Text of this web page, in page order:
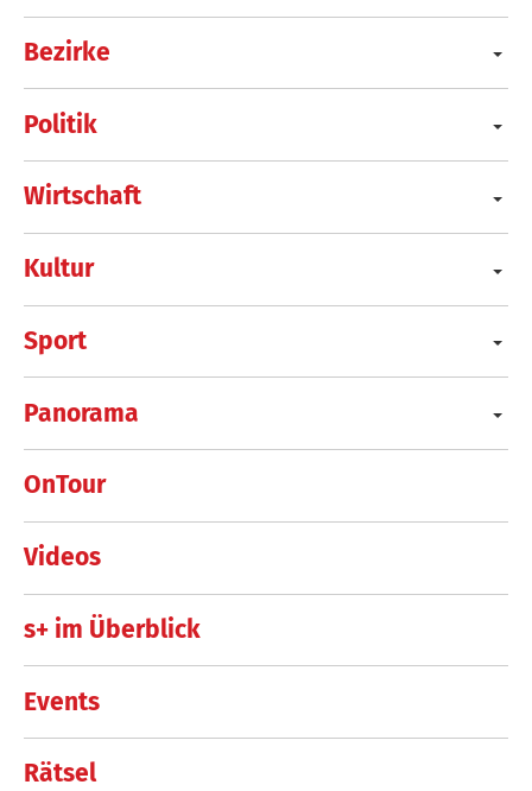
Bezirke
Politik
Wirtschaft
Kultur
Sport
Panorama
OnTour
Videos
s+ im Überblick
Events
Rätsel